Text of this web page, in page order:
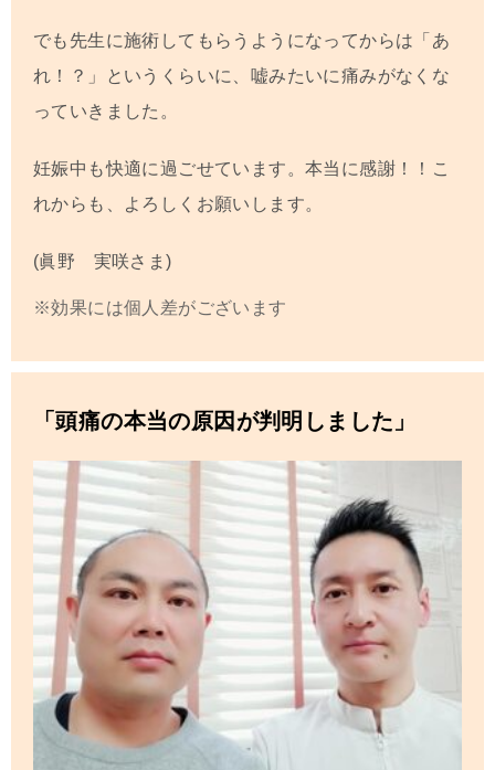
でも先生に施術してもらうようになってからは「あ
れ！？」というくらいに、嘘みたいに痛みがなくな
っていきました。
妊娠中も快適に過ごせています。本当に感謝！！こ
れからも、よろしくお願いします。
(眞野 実咲さま)
※効果には個人差がございます
「頭痛の本当の原因が判明しました」